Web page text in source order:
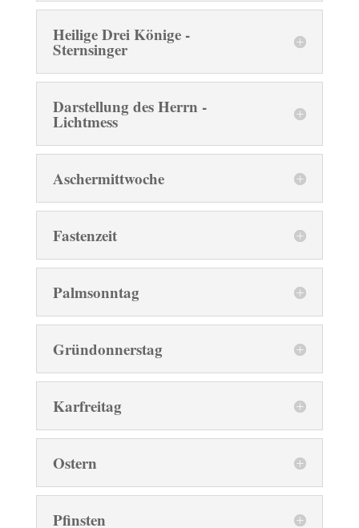
Heilige Drei Könige -
Sternsinger
Darstellung des Herrn -
Lichtmess
Aschermittwoche
Fastenzeit
Palmsonntag
Gründonnerstag
Karfreitag
Ostern
Pfinsten